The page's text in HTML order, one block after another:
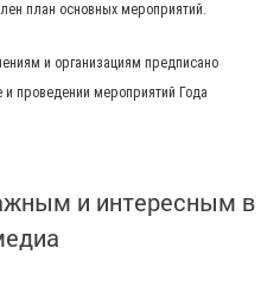
план основных мероприятий.
и организациям предписано
и проведении мероприятий Года
и интересным в